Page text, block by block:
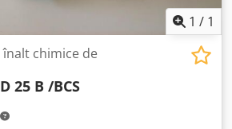
1 / 1
chimice de
25 B /BCS